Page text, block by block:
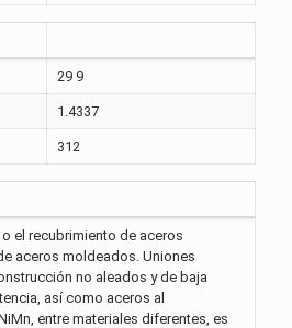
29 9
1.4337
312
el recubrimiento de aceros
aceros moldeados. Uniones
no aleados y de baja
así como aceros al
entre materiales diferentes, es